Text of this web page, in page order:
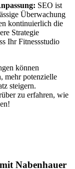
SEO ist
Überwachung
kontinuierlich die
Strategie
Ihr Fitnessstudio
können
mehr potenzielle
steigern.
zu erfahren, wie
Nabenhauer